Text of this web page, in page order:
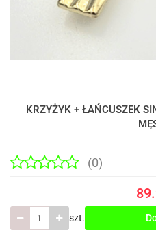
KRZYŻYK + ŁAŃCUSZEK
(0)
szt.